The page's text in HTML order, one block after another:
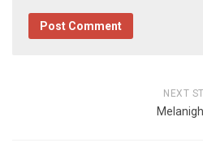
NEXT